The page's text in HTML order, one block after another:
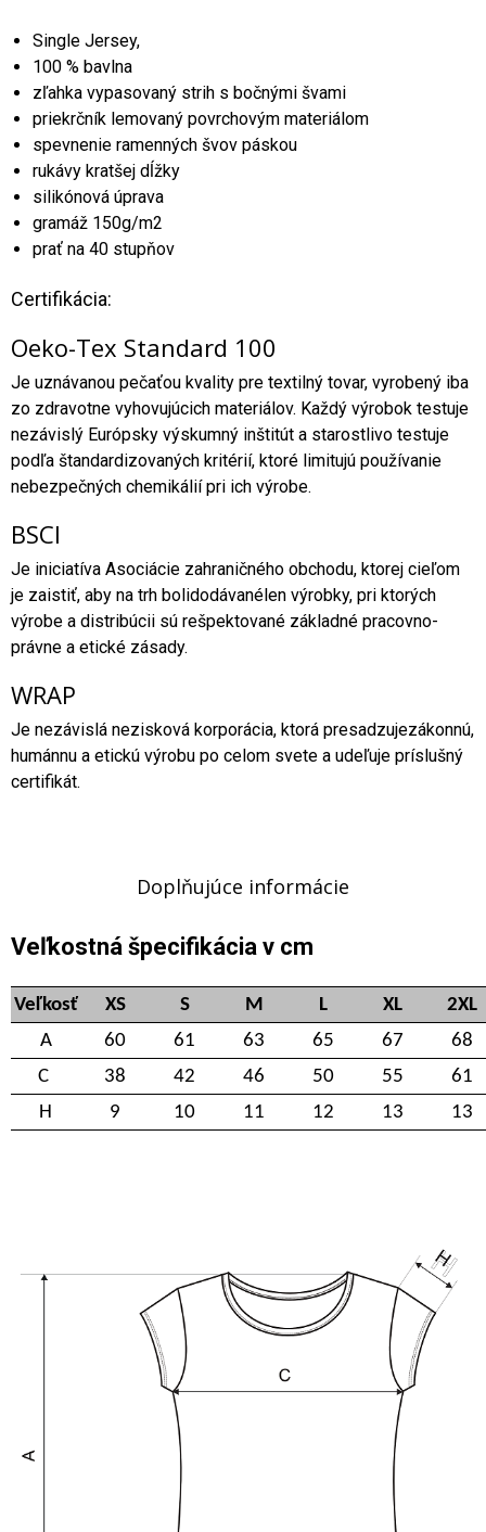
Single Jersey,
100 % bavlna
zľahka vypasovaný strih s bočnými švami
priekrčník lemovaný povrchovým materiálom
spevnenie ramenných švov páskou
rukávy kratšej dĺžky
silikónová úprava
gramáž 150g/m2
prať na 40 stupňov
Certifikácia:
Oeko-Tex Standard 100
Je uznávanou pečaťou kvality pre textilný tovar, vyrobený iba
zo zdravotne vyhovujúcich materiálov. Každý výrobok testuje
nezávislý Európsky výskumný inštitút a starostlivo testuje
podľa štandardizovaných kritérií, ktoré limitujú používanie
nebezpečných chemikálií pri ich výrobe.
BSCI
Je iniciatíva Asociácie zahraničného obchodu, ktorej cieľom
je zaistiť, aby na trh bolidodávanélen výrobky, pri ktorých
výrobe a distribúcii sú rešpektované základné pracovno-
právne a etické zásady.
WRAP
Je nezávislá nezisková korporácia, ktorá presadzujezákonnú,
humánnu a etickú výrobu po celom svete a udeľuje príslušný
certifikát.
Doplňujúce informácie
Veľkostná špecifikácia v cm
Veľkosť XS S M L XL
2XL
A
60 61 63 65 67
68
C
38 42 46 50 55
61
H
9 10 11 12 13 13